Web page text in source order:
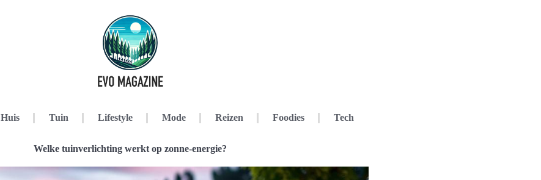
Huis Tuin Lifestyle Mode Reizen Foodies Tech
Welke tuinverlichting werkt op zonne-energie?